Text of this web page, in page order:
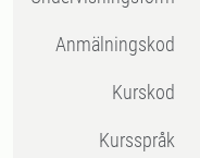
Anmälningskod
Kurskod
Kursspråk